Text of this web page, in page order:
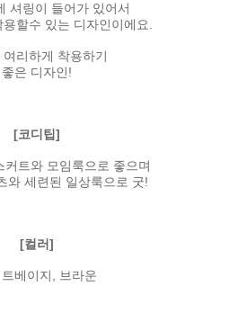
셔링이 들어가 있어서
할수 있는 디자인이에요.
여리하게 착용하기
좋은 디자인!
[코디팁]
커트와 모임룩으로 좋으며
와 세련된 일상룩으로 굿!
[컬러]
베이지, 브라운